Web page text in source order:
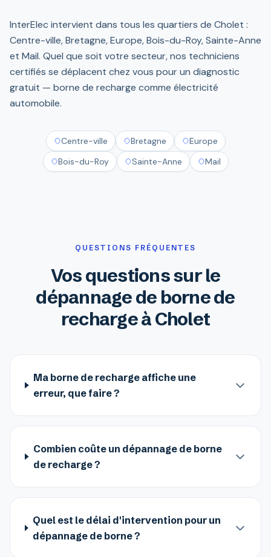
InterElec intervient dans tous les quartiers de Cholet :
Centre-ville, Bretagne, Europe, Bois-du-Roy, Sainte-Anne
et Mail. Quel que soit votre secteur, nos techniciens
certifiés se déplacent chez vous pour un diagnostic
gratuit — borne de recharge comme électricité
automobile.
Centre-ville Bretagne
Europe
Bois-du-Roy
Sainte-Anne Mail
QUESTIONS FRÉQUENTES
Vos questions sur le
dépannage de borne de
recharge à Cholet
Ma borne de recharge affiche une
erreur, que faire ?
Combien coûte un dépannage de borne
de recharge ?
Quel est le délai d'intervention pour un
dépannage de borne ?